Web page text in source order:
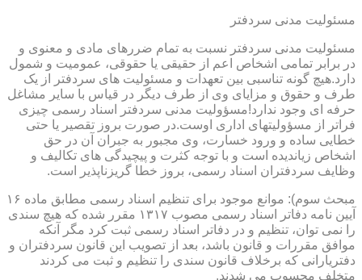
مسئولیت مدنی سردفتر
مسئولیت مدنی سردفتر نسبت به تمام ضررهای مادی و معنوی و
در برابر تمامی اشخاص اعم از حقیقی یا حقوقی، عمومیت و شمول
دارد.هیچ گونه تناسبی بین تعهدات و مسئولیت های سردفتر از یک
طرف و حقوق و مزایای وی از طرف دیگر در قیاس با سایر مشاغل
حرفه ای وجود ندارد!مسؤولیت مدنی سردفتر اسناد رسمی چیزی
فراتر از مسؤولیتهای اداری اوست.در صورت بروز تقصیر یا حتی
خطایی ساده و ورود خسارت، وی مجبور به جبران آن در حق
اشخاص زیاندیده است و با توجه کثرت و پیچیدگی های تکالیف و
وظایف سردفتران اسناد رسمی، بروز خطا گریزناپذیر است.
مبحث سوم): موانع موجود برای تنظیم اسناد رسمی مطابق ماده ۱۶
آیین نامه دفاتر اسناد رسمی مصوب ۱۳۱۷ مقرر شده که هیچ سندی
را نمی توان، تنظیم و در دفاتر اسناد رسمی ثبت کرد مگر آنکه
موافق مقررات و قانون باشد، بعد از تصویب این قانون سردفتران و
دفتریارانی که برخلاف قانون سندی را تنظیم و ثبت می کردند
متخلف محسوب می شدند.